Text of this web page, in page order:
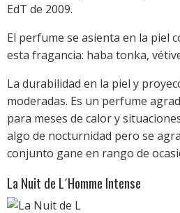
EdT de 2009.
El perfume se asienta en la piel
esta fragancia: haba tonka,
La durabilidad en la piel y
moderadas. Es un perfume
para meses de calor y
algo de nocturnidad pero se
conjunto gane en rango de
La Nuit de L´Homme Intense